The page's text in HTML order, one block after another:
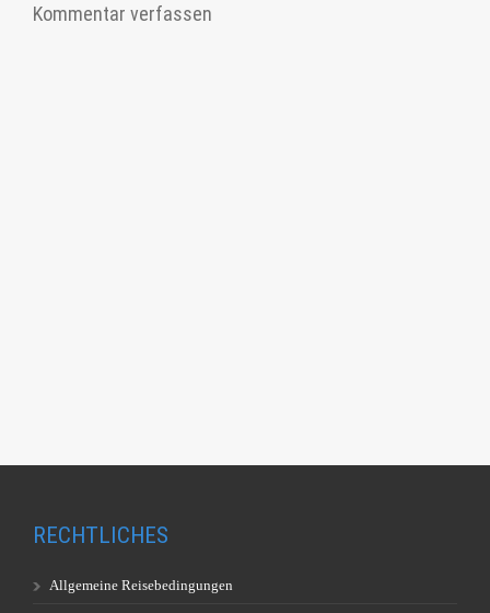
Kommentar verfassen
RECHTLICHES
Allgemeine Reisebedingungen